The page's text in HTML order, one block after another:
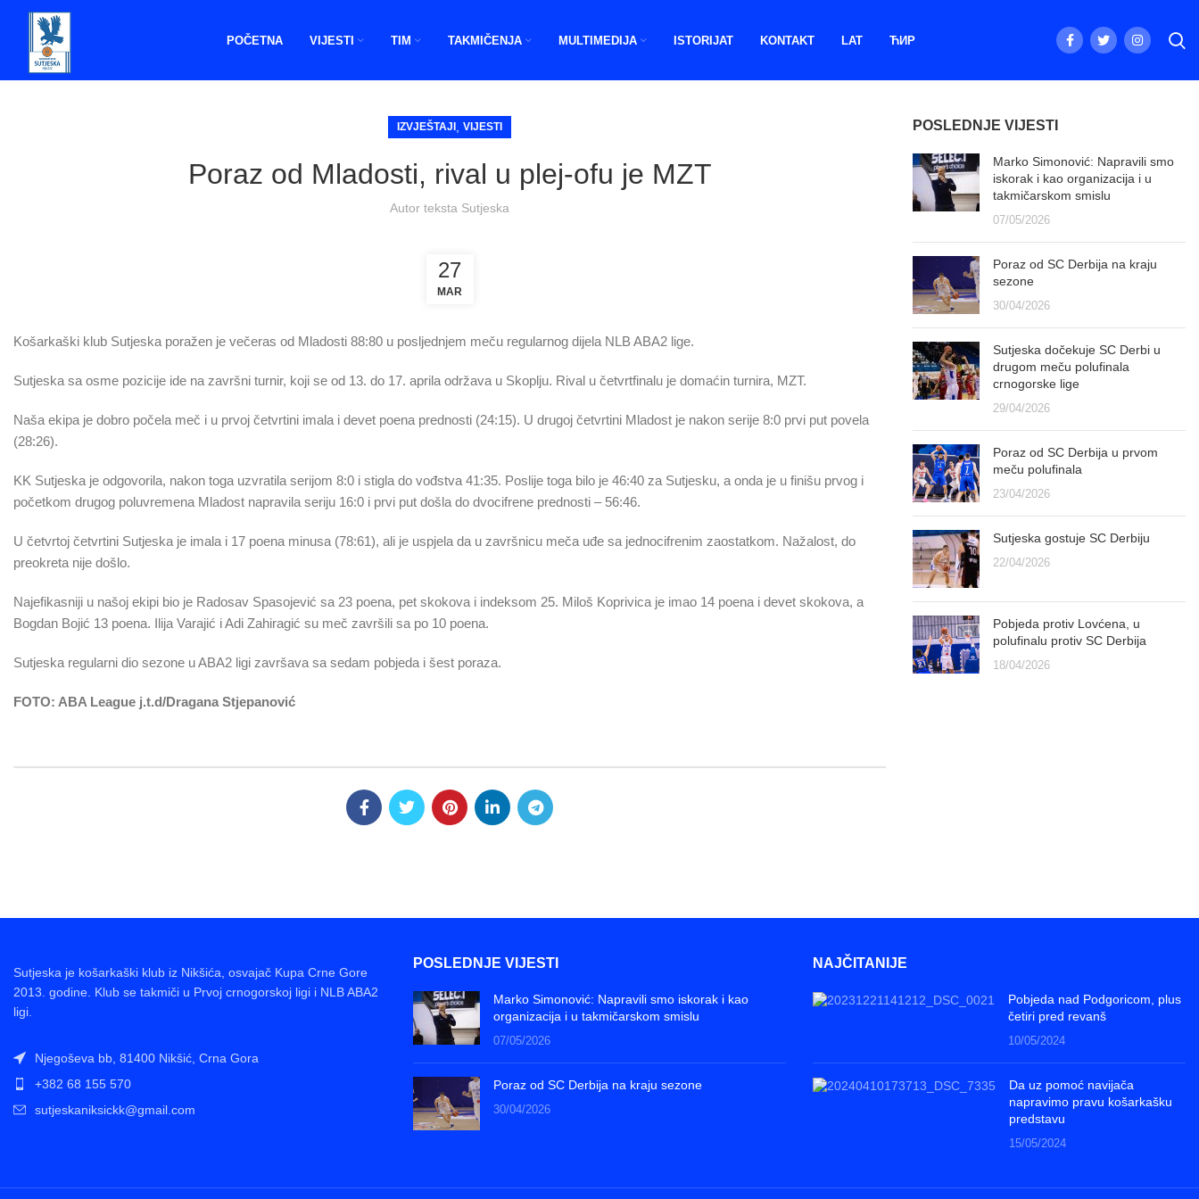
POČETNA VIJESTI TIM TAKMIČENJA MULTIMEDIJA ISTORIJAT KONTAKT LAT ЋИР
IZVJEŠTAJI VIJESTI
Poraz od Mladosti, rival u plej-ofu je MZT
Autor teksta Sutjeska
27
MAR
Košarkaški klub Sutjeska poražen je večeras od Mladosti 88:80 u posljednjem meču regularnog dijela NLB ABA2 lige.
Sutjeska sa osme pozicije ide na završni turnir, koji se od 13. do 17. aprila održava u Skoplju. Rival u četvrtfinalu je domaćin turnira, MZT.
Naša ekipa je dobro počela meč i u prvoj četvrtini imala i devet poena prednosti (24:15). U drugoj četvrtini Mladost je nakon serije 8:0 prvi put povela
(28:26).
KK Sutjeska je odgovorila, nakon toga uzvratila serijom 8:0 i stigla do vođstva 41:35. Poslije toga bilo je 46:40 za Sutjesku, a onda je u finišu prvog i
početkom drugog poluvremena Mladost napravila seriju 16:0 i prvi put došla do dvocifrene prednosti – 56:46.
U četvrtoj četvrtini Sutjeska je imala i 17 poena minusa (78:61), ali je uspjela da u završnicu meča uđe sa jednocifrenim zaostatkom. Nažalost, do
preokreta nije došlo.
Najefikasniji u našoj ekipi bio je Radosav Spasojević sa 23 poena, pet skokova i indeksom 25. Miloš Koprivica je imao 14 poena i devet skokova, a
Bogdan Bojić 13 poena. Ilija Varajić i Adi Zahiragić su meč završili sa po 10 poena.
Sutjeska regularni dio sezone u ABA2 ligi završava sa sedam pobjeda i šest poraza.
FOTO: ABA League j.t.d/Dragana Stjepanović
POSLEDNJE VIJESTI
Marko Simonović: Napravili smo
iskorak i kao organizacija i u
takmičarskom smislu
07/05/2026
Poraz od SC Derbija na kraju
sezone
30/04/2026
Sutjeska dočekuje SC Derbi u
drugom meču polufinala
crnogorske lige
29/04/2026
Poraz od SC Derbija u prvom
meču polufinala
23/04/2026
Sutjeska gostuje SC Derbiju
22/04/2026
Pobjeda protiv Lovćena, u
polufinalu protiv SC Derbija
18/04/2026
Sutjeska je košarkaški klub iz Nikšića, osvajač Kupa Crne Gore
2013. godine. Klub se takmiči u Prvoj crnogorskoj ligi i NLB ABA2
ligi.
Njegoševa bb, 81400 Nikšić, Crna Gora
+382 68 155 570
sutjeskaniksickk@gmail.com
POSLEDNJE VIJESTI
Marko Simonović: Napravili smo iskorak i kao
organizacija i u takmičarskom smislu
07/05/2026
Poraz od SC Derbija na kraju sezone
30/04/2026
NAJČITANIJE
Pobjeda nad Podgoricom, plus
četiri pred revanš
10/05/2024
Da uz pomoć navijača
napravimo pravu košarkašku
predstavu
15/05/2024